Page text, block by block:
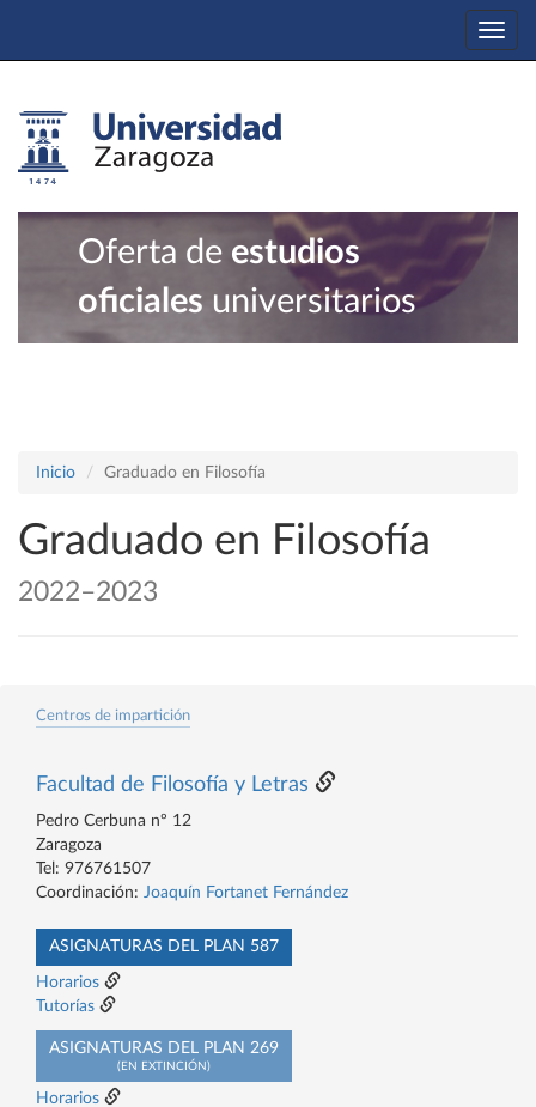
Oferta de estudios
oficiales universitarios
Inicio Graduado en Filosofía
Graduado en Filosofía
2022–2023
Centros de impartición
Facultad de Filosofía y Letras
Pedro Cerbuna nº 12
Zaragoza
Tel: 976761507
Coordinación: Joaquín Fortanet Fernández
ASIGNATURAS DEL PLAN 587
Horarios
Tutorías
ASIGNATURAS DEL PLAN 269
(EN EXTINCIÓN)
Horarios